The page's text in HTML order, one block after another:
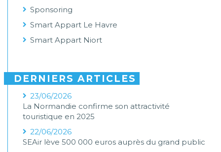
Sponsoring
Smart Appart Le Havre
Smart Appart Niort
DERNIERS ARTICLES
23/06/2026
La Normandie confirme son attractivité
touristique en 2025
22/06/2026
SEAir lève 500 000 euros auprès du grand public